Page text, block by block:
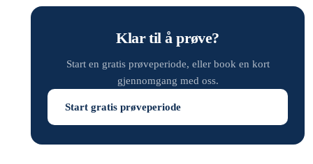
Klar til å prøve?
Start en gratis prøveperiode, eller book en kort
gjennomgang med oss.
Start gratis prøveperiode